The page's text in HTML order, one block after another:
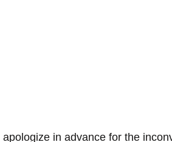
in advance for the